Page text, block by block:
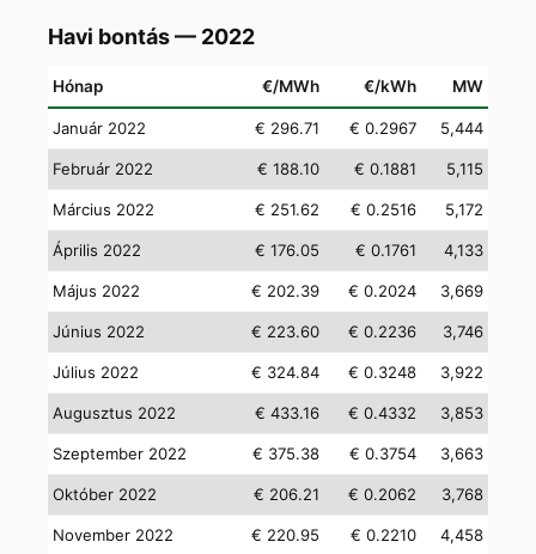
Havi bontás — 2022
Hónap €/MWh €/kWh MW
Január 2022 € 296.71 € 0.2967 5,444
Február 2022 € 188.10 € 0.1881 5,115
Március 2022 € 251.62 € 0.2516 5,172
Április 2022 € 176.05 € 0.1761 4,133
Május 2022 € 202.39 € 0.2024 3,669
Június 2022 € 223.60 € 0.2236 3,746
Július 2022 € 324.84 € 0.3248 3,922
Augusztus 2022 € 433.16 € 0.4332 3,853
Szeptember 2022 € 375.38 € 0.3754 3,663
Október 2022 € 206.21 € 0.2062 3,768
November 2022 € 220.95 € 0.2210 4,458